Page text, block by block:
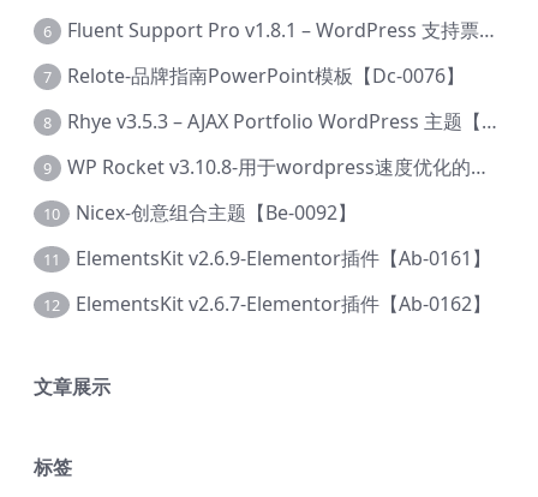
6 Fluent Support Pro v1.8.1 – WordPress 支持票务系统【Cc-0041】
7 Relote-品牌指南PowerPoint模板【Dc-0076】
8 Rhye v3.5.3 – AJAX Portfolio WordPress 主题【Bi-0049】
9 WP Rocket v3.10.8-用于wordpress速度优化的缓存加速插件【Cd-0019】
10 Nicex-创意组合主题【Be-0092】
11 ElementsKit v2.6.9-Elementor插件【Ab-0161】
12 ElementsKit v2.6.7-Elementor插件【Ab-0162】
文章展示
标签